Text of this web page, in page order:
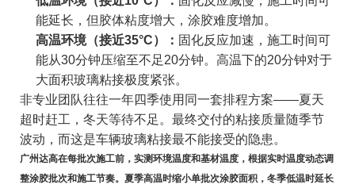
能延长，但胶体粘度增大，涂胶难度增加。
高温环境（接近35°C）： 固化反应加速，施工时间可
能从30分钟压缩至不足20分钟。高温下的20分钟对于
大面积玻璃粘接极度紧张。
非专业团队往往一年四季使用同一套排程方案——夏天
超时赶工，冬天等待不足。最终交付的粘接质量随季节
波动，而这是车辆玻璃粘接最不能接受的隐患。
广州达高在每批次施工前，实测环境温度和基材温度，根据实时温度动态调
整涂胶批次和施工节奏。夏季高温时缩小单批次涂胶面积，冬季低温时延长